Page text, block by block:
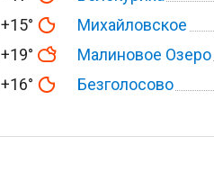
+15° Михайловское
+19° Малиновое Озеро
+16° Безголосово